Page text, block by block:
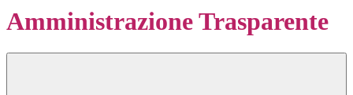
Amministrazione Trasparente